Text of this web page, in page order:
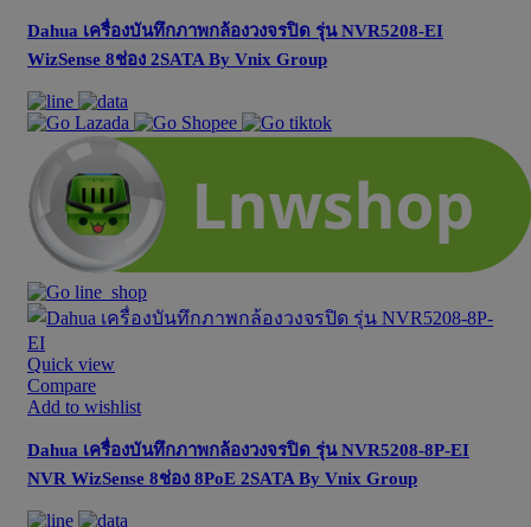
Dahua เครื่องบันทึกภาพกล้องวงจรปิด รุ่น NVR5208-EI
WizSense 8ช่อง 2SATA By Vnix Group
Quick view
Compare
Add to wishlist
Dahua เครื่องบันทึกภาพกล้องวงจรปิด รุ่น NVR5208-8P-EI
NVR WizSense 8ช่อง 8PoE 2SATA By Vnix Group